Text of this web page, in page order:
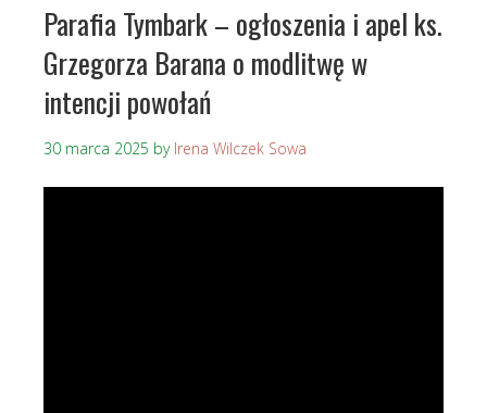
Parafia Tymbark – ogłoszenia i apel ks.
Grzegorza Barana o modlitwę w
intencji powołań
30 marca 2025 by Irena Wilczek Sowa